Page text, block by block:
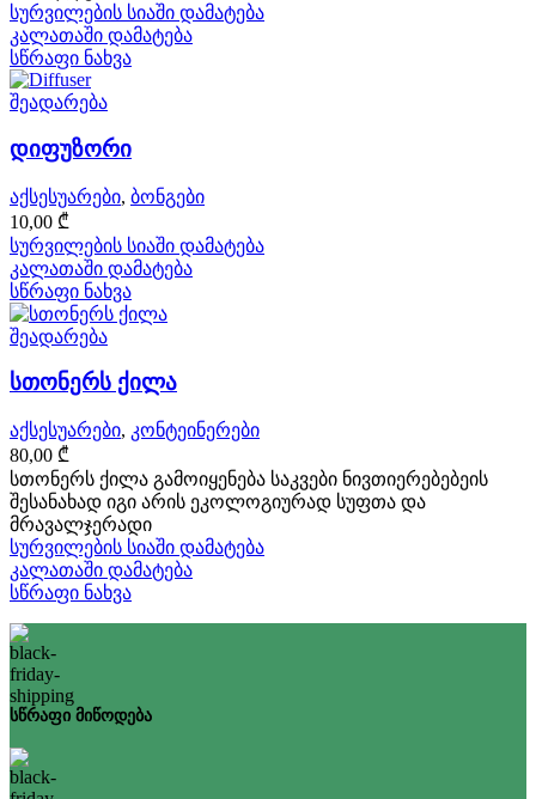
სურვილების სიაში დამატება
კალათაში დამატება
სწრაფი ნახვა
შეადარება
დიფუზორი
აქსესუარები, ბონგები
10,00 ₾
სურვილების სიაში დამატება
კალათაში დამატება
სწრაფი ნახვა
შეადარება
სთონერს ქილა
აქსესუარები, კონტეინერები
80,00 ₾
სთონერს ქილა გამოიყენება საკვები ნივთიერებებეის
შესანახად იგი არის ეკოლოგიურად სუფთა და
მრავალჯერადი
სურვილების სიაში დამატება
კალათაში დამატება
სწრაფი ნახვა
სწრაფი მიწოდება